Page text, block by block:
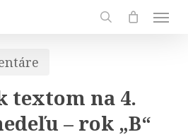
textom na 4.
– rok „B“